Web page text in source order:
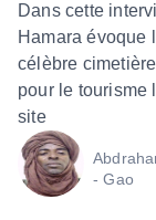
Dans cette
Hamara évoque
célèbre
pour le tourisme
site
- Gao